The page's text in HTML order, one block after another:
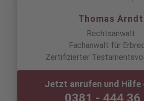
Thomas Arndt
Rechtsanwalt
Fachanwalt für
Zertifizierter
Jetzt anrufen und Hilfe
0381 - 444 36